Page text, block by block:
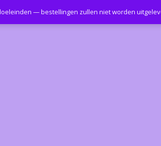
— bestellingen zullen niet worden